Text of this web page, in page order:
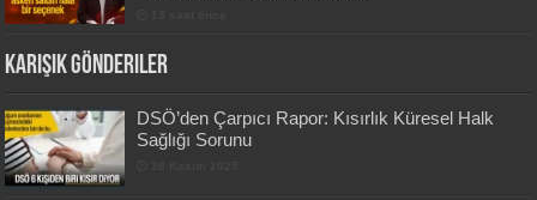
Karışık Gönderiler
DSÖ’den Çarpıcı Rapor: Kısırlık Küresel Halk
Sağlığı Sorunu